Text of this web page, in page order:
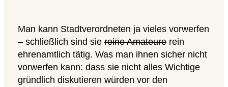
Man kann Stadtverordneten ja vieles vorwerfen
– schließlich sind siereine Amateurerein
ehrenamtlich tätig. Was man ihnen sicher nicht
vorwerfen kann: dass sie nicht alles Wichtige
gründlich diskutieren würden vor den